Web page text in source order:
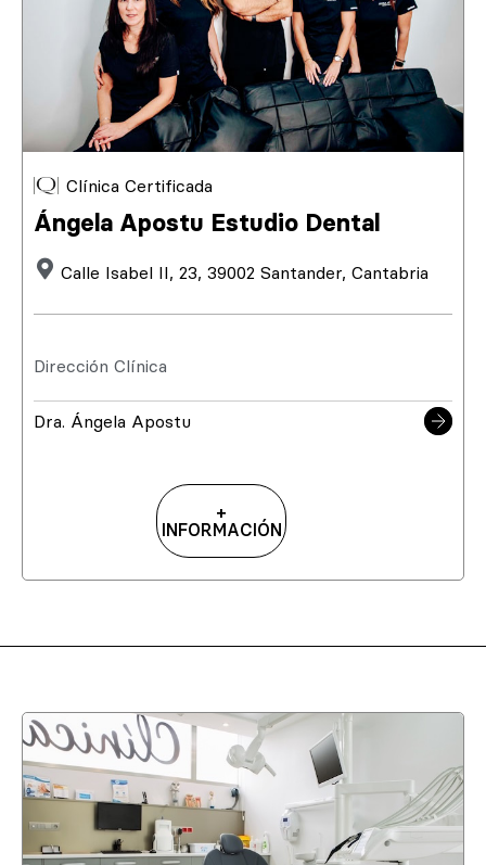
Clínica Certificada
Ángela Apostu Estudio Dental
Calle Isabel II, 23, 39002 Santander, Cantabria
Dirección Clínica
Dra. Ángela Apostu
+
INFORMACIÓN